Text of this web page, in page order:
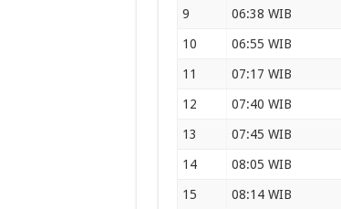
9 06:38 WIB
10 06:55 WIB
11 07:17 WIB
12 07:40 WIB
13 07:45 WIB
14 08:05 WIB
15 08:14 WIB